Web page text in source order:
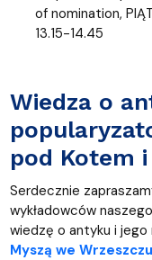
of nomination,
13.15-14.45
Wiedza o
pod Kotem
Serdecznie
wykładowców
wiedzę o antyku i
Myszą we